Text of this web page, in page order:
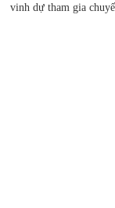
vinh dự tham gia